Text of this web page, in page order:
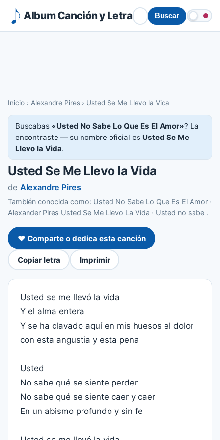
Album Canción y Letra Buscar
Inicio › Alexandre Pires › Usted Se Me Llevo la Vida
Buscabas «Usted No Sabe Lo Que Es El Amor»? La
encontraste — su nombre oficial es Usted Se Me
Llevo la Vida.
Usted Se Me Llevo la Vida
de Alexandre Pires
También conocida como: Usted No Sabe Lo Que Es El Amor ·
Alexander Pires Usted Se Me Llevo La Vida · Usted no sabe .
❤️ Comparte o dedica esta canción
Copiar letra Imprimir
Usted se me llevó la vida
Y el alma entera
Y se ha clavado aquí en mis huesos el dolor
con esta angustia y esta pena
Usted
No sabe qué se siente perder
No sabe qué se siente caer y caer
En un abismo profundo y sin fe